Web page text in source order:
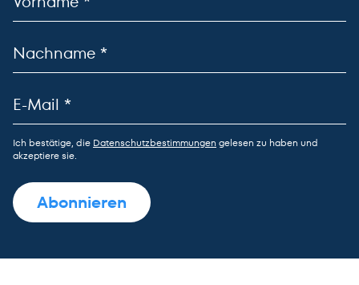
Ich bestätige, die Datenschutzbestimmungen gelesen zu haben und
akzeptiere sie.